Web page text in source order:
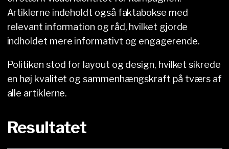
Artiklerne indeholdt også faktabokse med
relevant information og råd, hvilket gjorde
indholdet mere informativt og engagerende.
Politiken stod for layout og design, hvilket sikrede
en høj kvalitet og sammenhængskraft på tværs af
alle artiklerne.
Resultatet